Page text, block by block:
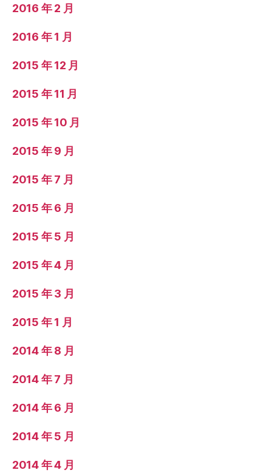
2016 年 2 月
2016 年 1 月
2015 年 12 月
2015 年 11 月
2015 年 10 月
2015 年 9 月
2015 年 7 月
2015 年 6 月
2015 年 5 月
2015 年 4 月
2015 年 3 月
2015 年 1 月
2014 年 8 月
2014 年 7 月
2014 年 6 月
2014 年 5 月
2014 年 4 月